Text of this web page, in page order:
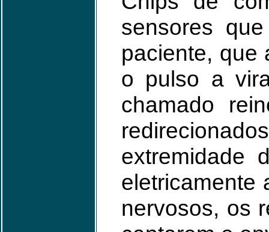
sensores
paciente, que
o pulso a
chamado
extremidade
eletricamente
nervosos, os